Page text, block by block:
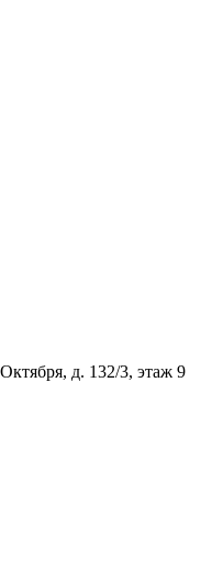
д. 132/3, этаж 9